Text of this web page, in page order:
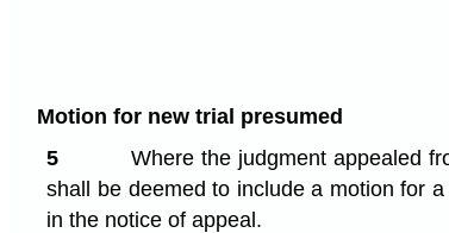
Motion for new trial presumed
5
Where the judgment appealed
shall be deemed to include a motion for
in the notice of appeal.